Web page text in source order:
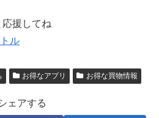
援してね
ル
お得なアプリ お得な買物情報
ェアする